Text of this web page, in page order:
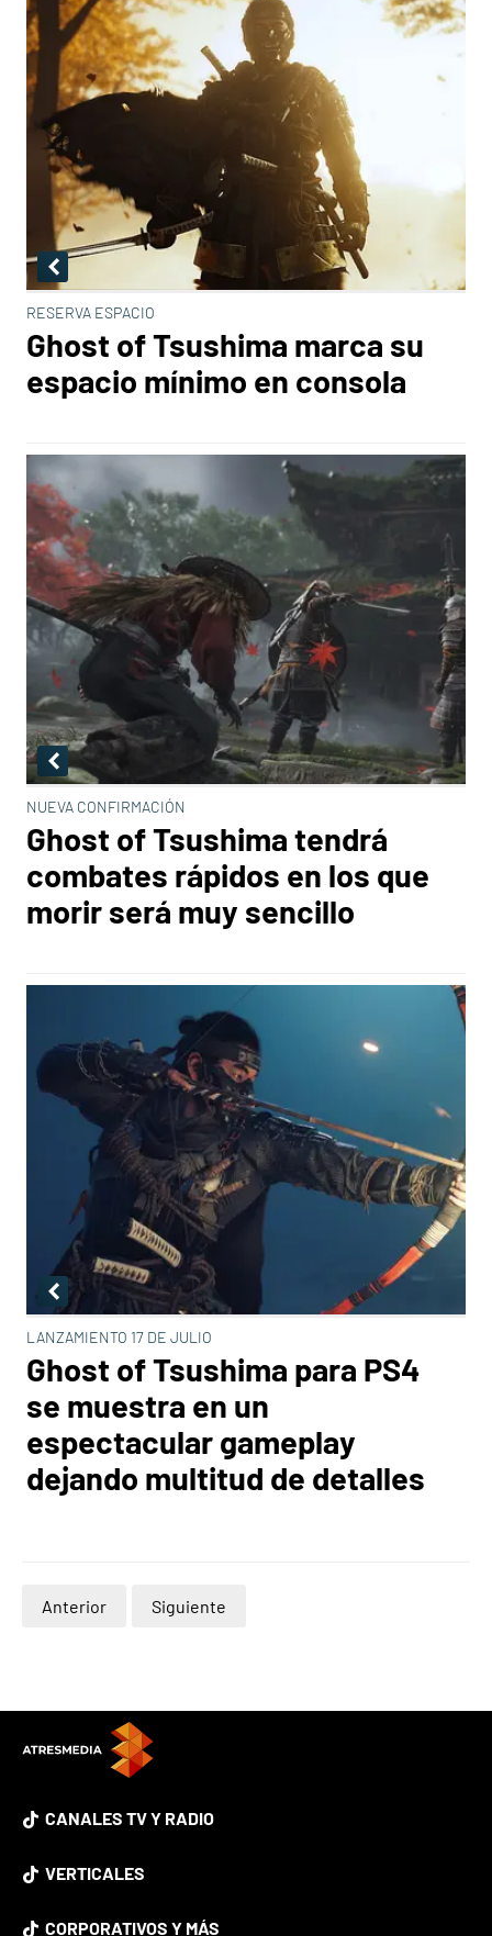
RESERVA ESPACIO
Ghost of Tsushima marca su
espacio mínimo en consola
NUEVA CONFIRMACIÓN
Ghost of Tsushima tendrá
combates rápidos en los que
morir será muy sencillo
LANZAMIENTO 17 DE JULIO
Ghost of Tsushima para PS4
se muestra en un
espectacular gameplay
dejando multitud de detalles
Anterior Siguiente
CANALES TV Y RADIO
VERTICALES
CORPORATIVOS Y MÁS